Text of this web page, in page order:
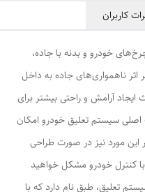
کاربران
خودرو و بدنه با جاده،
اثر ناهمواری‌های جاده به داخل
آرامش و راحتی بیشتر برای
سیستم تعلیق خودرو امکان
مورد نیز در صورت طراحی
با کنترل خودرو مشکل خواهید
تعلیق، طبق نام دارد که با